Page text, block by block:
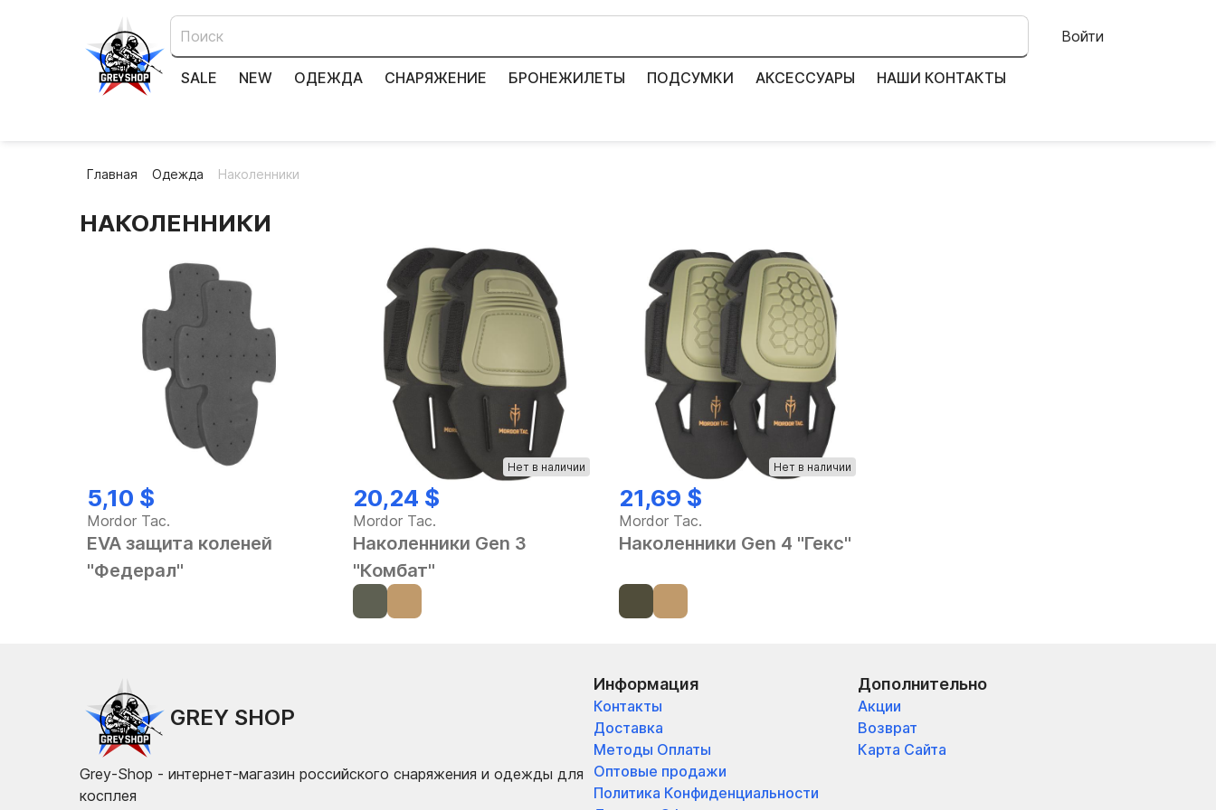
Войти
SALE NEW ОДЕЖДА СНАРЯЖЕНИЕ БРОНЕЖИЛЕТЫ ПОДСУМКИ АКСЕССУАРЫ НАШИ КОНТАКТЫ
Главная Одежда Наколенники
НАКОЛЕННИКИ
5,10 $
Mordor Tac.
EVA защита коленей
"Федерал"
Нет в наличии
20,24 $
Mordor Tac.
Наколенники Gen 3
"Комбат"
Нет в наличии
21,69 $
Mordor Tac.
Наколенники Gen 4 "Гекс"
GREY SHOP
Grey-Shop - интернет-магазин российского снаряжения и одежды для
косплея
Информация
Контакты
Доставка
Методы Оплаты
Оптовые продажи
Политика Конфиденциальности
Дополнительно
Акции
Возврат
Карта Сайта